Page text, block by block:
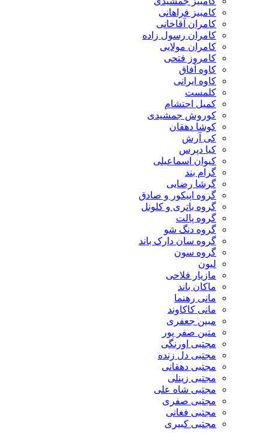
کامبیز فراهانی
کامران آقاخانی
کامران رسول زاده
کامران مولایی
کامروز فتحی
کاوه آفاق
کاوه ایرانی
کلمست
کمیل احتشام
کوروش جمشیدی
کوشا دهقان
کی آرش
کیا دپرس
کیوان اسماعیلی
گرام بند
گرشا رضایی
گروه اپیکور و صادق
گروه باتری و کلونل
گروه پالت
گروه دنگ شو
گروه سان دارک باند
گروه سون
لیون
مازیار فلاحی
ماکان باند
مانی رهنما
مانی کاکاوند
مبین جعفری
متین صفر پور
مجتبی اورنگی
مجتبی دل زنده
مجتبی دهقانی
مجتبی زینلی
مجتبی شاه علی
مجتبی صفری
مجتبی فغانی
مجتبی کبیری